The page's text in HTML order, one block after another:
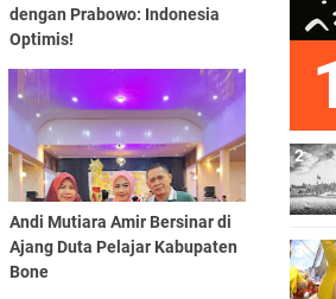
dengan Prabowo: Indonesia
Optimis!
Andi Mutiara Amir Bersinar di
Ajang Duta Pelajar Kabupaten
Bone